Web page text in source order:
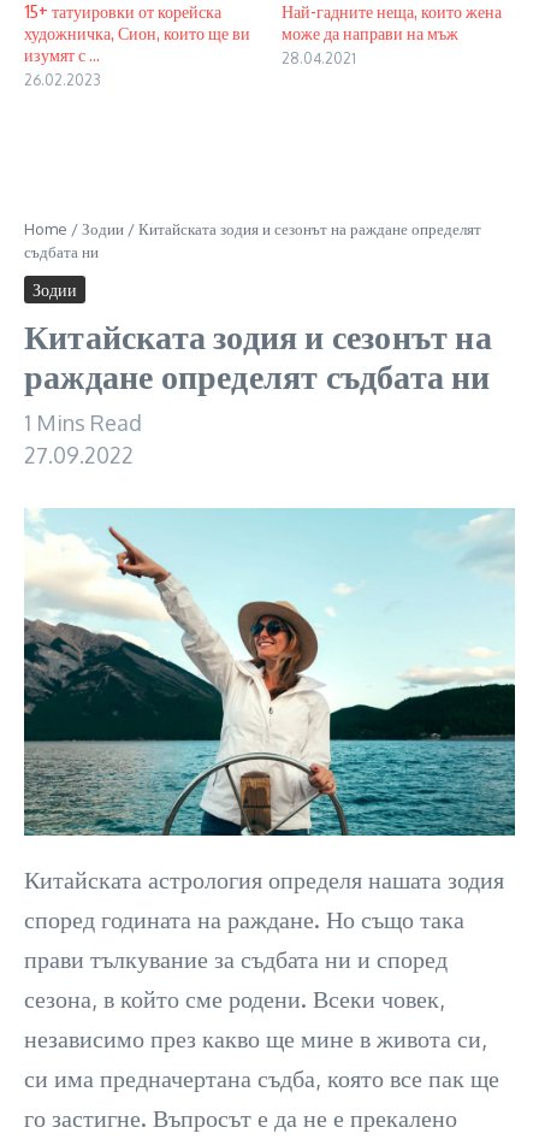
15+ татуировки от корейска
художничка, Сион, които ще ви
изумят с ...
26.02.2023
Най-гадните неща, които жена
може да направи на мъж
28.04.2021
Home /Зодии /Китайската зодия и сезонът на раждане определят
съдбата ни
Зодии
Китайската зодия и сезонът на
раждане определят съдбата ни
1 Mins Read
27.09.2022
Китайската астрология определя нашата зодия
според годината на раждане. Но също така
прави тълкувание за съдбата ни и според
сезона, в който сме родени. Всеки човек,
независимо през какво ще мине в живота си,
си има предначертана съдба, която все пак ще
го застигне. Въпросът е да не е прекалено